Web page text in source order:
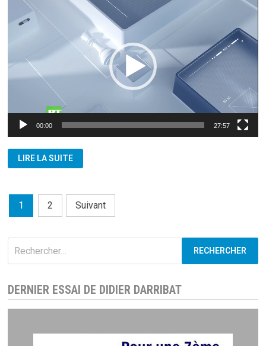
vidéo
00:00 27:57
CHINE:
LIRE LA SUITE
Pagination
des
publications
1 2 Suivant
DERNIER ESSAI DE DIDIER DARRIBAT